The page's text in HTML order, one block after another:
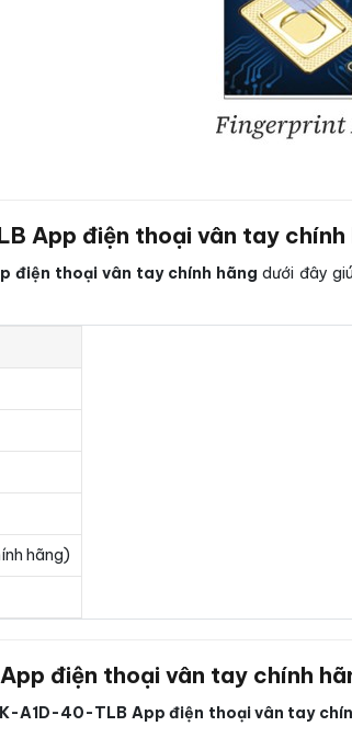
App điện thoại vân tay chính
điện thoại vân tay chính hãng dưới đây
hãng)
điện thoại vân tay chính
A1D-40-TLB App điện thoại vân tay